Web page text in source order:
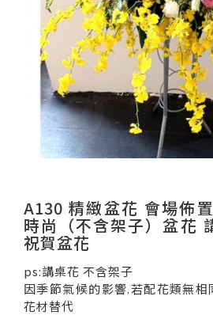
A130 精緻盆花 會場佈
時尚（不含架子）盆花
祝賀盆花
ps:講桌花 不含架子
因季節氣候的影響.若配花類無
花材替代